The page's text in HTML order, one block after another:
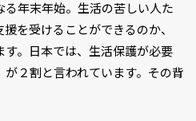
る年末年始。生活の苦しい人た
を受けることができるのか、
。日本では、生活保護が必要
２割と言われています。その背